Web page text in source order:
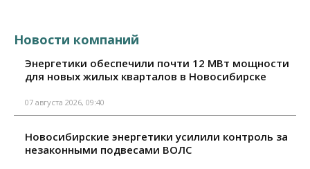
Новости компаний
Энергетики обеспечили почти 12 МВт мощности
для новых жилых кварталов в Новосибирске
07 августа 2026, 09:40
Новосибирские энергетики усилили контроль за
незаконными подвесами ВОЛС